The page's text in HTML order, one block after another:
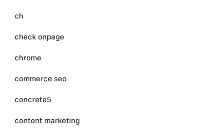
ch
check onpage
chrome
commerce seo
concrete5
content marketing